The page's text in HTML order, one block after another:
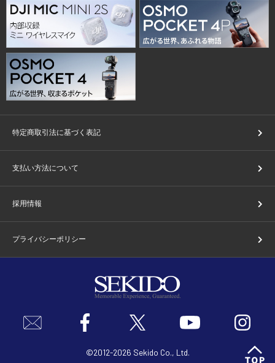
特定商取引法に基づく表記
支払い方法について
採用情報
プライバシーポリシー
©2012-2026 Sekido Co., Ltd.